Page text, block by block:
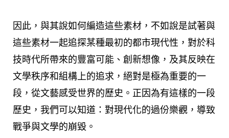
因此，與其說如何編造這些素材，不如說是試著與
這些素材一起追探某種最初的都市現代性，對於科
技時代所帶來的豐富可能、創新想像，及其反映在
文學秩序和組構上的追求，絕對是極為重要的一
段，從文藝感受世界的歷史。正因為有這樣的一段
歷史，我們可以知道：對現代化的過份樂觀，導致
戰爭與文學的崩毀。